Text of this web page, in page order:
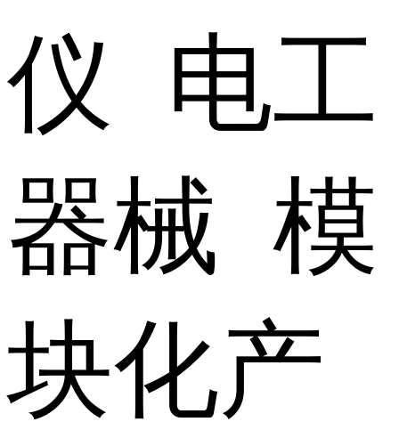
仪 电工
器械 模
块化产